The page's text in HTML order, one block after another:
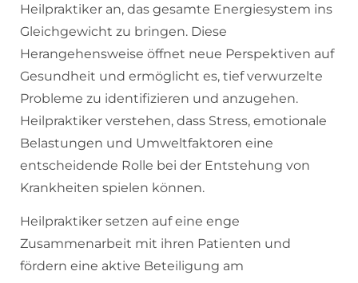
Heilpraktiker an, das gesamte Energiesystem ins
Gleichgewicht zu bringen. Diese
Herangehensweise öffnet neue Perspektiven auf
Gesundheit und ermöglicht es, tief verwurzelte
Probleme zu identifizieren und anzugehen.
Heilpraktiker verstehen, dass Stress, emotionale
Belastungen und Umweltfaktoren eine
entscheidende Rolle bei der Entstehung von
Krankheiten spielen können.
Heilpraktiker setzen auf eine enge
Zusammenarbeit mit ihren Patienten und
fördern eine aktive Beteiligung am